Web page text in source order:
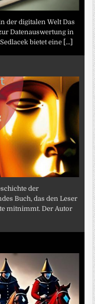
der digitalen Welt Das
Datenauswertung in
bietet eine [...]
der
Buch, das den Leser
mitnimmt. Der Autor